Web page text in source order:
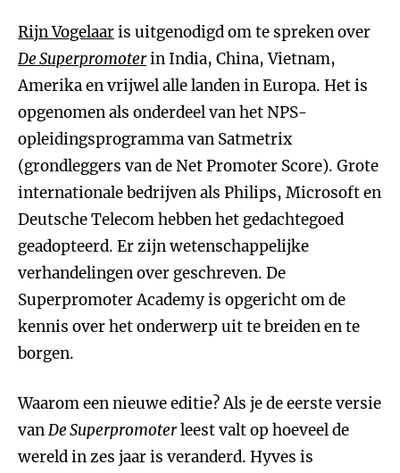
Rijn Vogelaaris uitgenodigd om te spreken over
De Superpromoterin India, China, Vietnam,
Amerika en vrijwel alle landen in Europa. Het is
opgenomen als onderdeel van het NPS-
opleidingsprogramma van Satmetrix
(grondleggers van de Net Promoter Score). Grote
internationale bedrijven als Philips, Microsoft en
Deutsche Telecom hebben het gedachtegoed
geadopteerd. Er zijn wetenschappelijke
verhandelingen over geschreven. De
Superpromoter Academy is opgericht om de
kennis over het onderwerp uit te breiden en te
borgen.
Waarom een nieuwe editie? Als je de eerste versie
vanDe Superpromoterleest valt op hoeveel de
wereld in zes jaar is veranderd. Hyves is